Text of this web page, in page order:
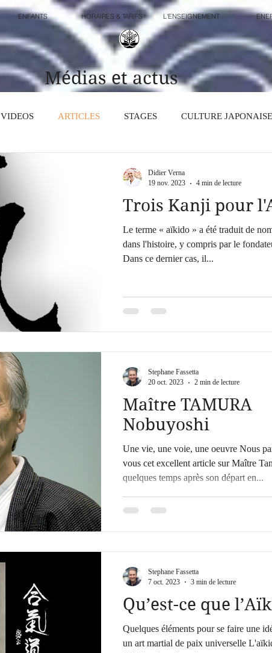
ENFANTS HORAIRES & TARIFS L'ENSEIGNEMENT
Médias et actus
VIDEOS ARTICLES STAGES CULTURE JAPONAISE
Trois Kanji pour
Le terme « aïkido » a été traduit de
dans l'histoire, y compris par le
Dans ce dernier cas, il...
Didier Verna
19 nov. 2023
4 min de lecture
Maître TAMURA
Nobuyoshi
Une vie, une voie, une oeuvre Nous
vous cet excellent article sur Maître
quelques temps après son départ en...
Stephane Fassetta
20 oct. 2023
2 min de lecture
Qu’est-ce que
Quelques éléments pour se faire une
un art martial de paix universelle
Stephane Fassetta
7 oct. 2023
3 min de lecture